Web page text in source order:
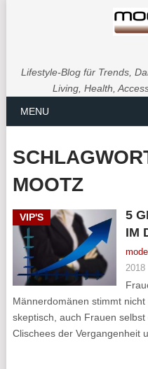
Lifestyle-Blog für Trends,
Living, Health,
MENU
MOOTZ
VIP'S
5
M
2018
Männerdomänen stimmt
skeptisch, auch Frauen
Clischees der Vergangenheit